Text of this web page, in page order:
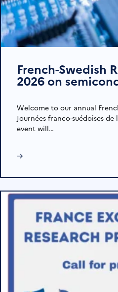
French-Swedish
2026 on
Welcome to our annual
Journées franco-suédoises
event will…
→